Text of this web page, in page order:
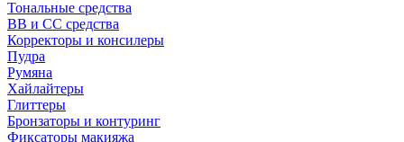
Тональные средства
ВВ и СС средства
Корректоры и консилеры
Пудра
Румяна
Хайлайтеры
Глиттеры
Бронзаторы и контуринг
Фиксаторы макияжа